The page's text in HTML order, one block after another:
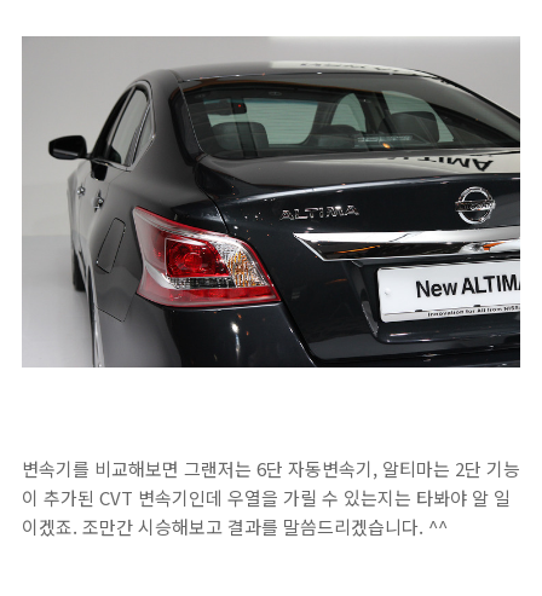
변속기를 비교해보면 그랜저는 6단 자동변속기, 알티마는 2단 기능
이 추가된 CVT 변속기인데 우열을 가릴 수 있는지는 타봐야 알 일
이겠죠. 조만간 시승해보고 결과를 말씀드리겠습니다. ^^